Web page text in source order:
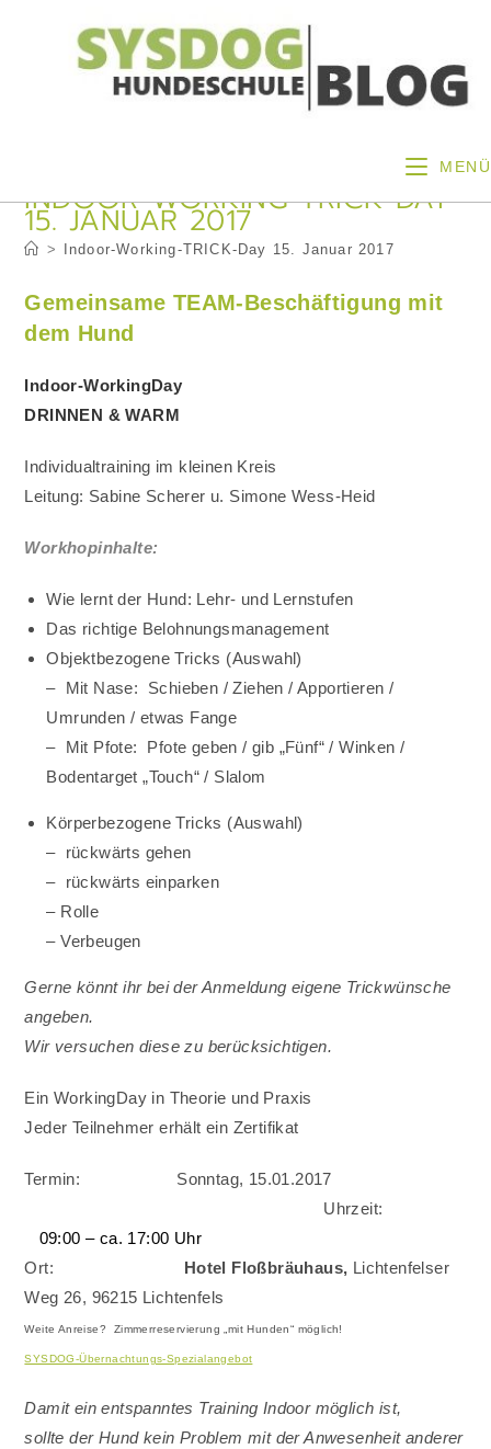
MENÜ
INDOOR-WORKING-TRICK-DAY
15. JANUAR 2017
> Indoor-Working-TRICK-Day 15. Januar 2017
Gemeinsame TEAM-Beschäftigung mit
dem Hund
Indoor-WorkingDay
DRINNEN & WARM
Individualtraining im kleinen Kreis
Leitung: Sabine Scherer u. Simone Wess-Heid
Workhopinhalte:
Wie lernt der Hund: Lehr- und Lernstufen
Das richtige Belohnungsmanagement
Objektbezogene Tricks (Auswahl)
– Mit Nase: Schieben / Ziehen / Apportieren /
Umrunden / etwas Fange
– Mit Pfote: Pfote geben / gib „Fünf“ / Winken /
Bodentarget „Touch“ / Slalom
Körperbezogene Tricks (Auswahl)
– rückwärts gehen
– rückwärts einparken
– Rolle
– Verbeugen
Gerne könnt ihr bei der Anmeldung eigene Trickwünsche
angeben.
Wir versuchen diese zu berücksichtigen.
Ein WorkingDay in Theorie und Praxis
Jeder Teilnehmer erhält ein Zertifikat
Termin: Sonntag, 15.01.2017
Uhrzeit:
09:00 – ca. 17:00 Uhr
Ort: Hotel Floßbräuhaus, Lichtenfelser
Weg 26, 96215 Lichtenfels
Weite Anreise? Zimmerreservierung „mit Hunden“ möglich!
SYSDOG-Übernachtungs-Spezialangebot
Damit ein entspanntes Training Indoormöglich ist,
sollte der Hund kein Problem mit der Anwesenheit anderer